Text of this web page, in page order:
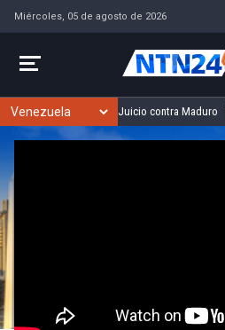
Miércoles, 05 de agosto de 2026
Juicio contra Maduro